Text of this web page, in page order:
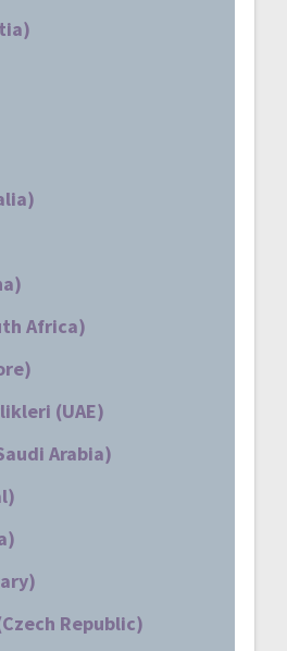
Africa)
(UAE)
Arabia)
Republic)